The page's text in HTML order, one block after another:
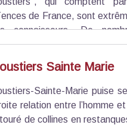
de France, sont
connaisseurs. De
possèdent une
au Musée de Sèvres,
Sainte Marie
Sainte-Marie puise
relation entre l’homme
de collines en